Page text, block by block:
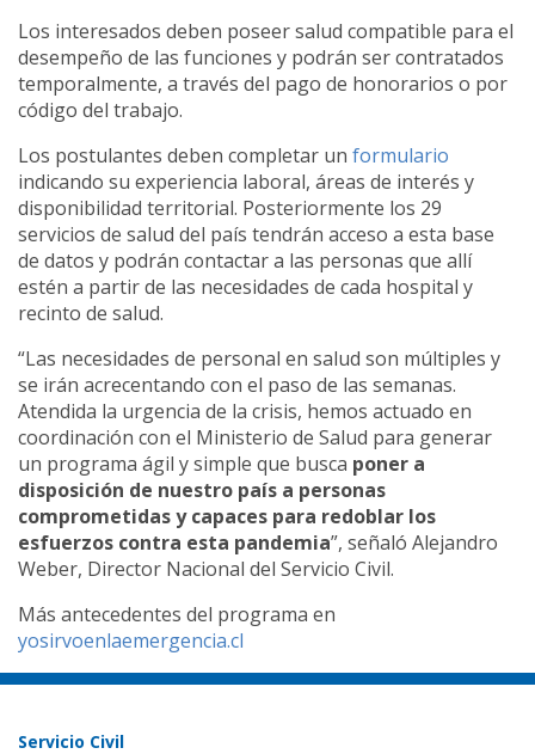
Los interesados deben poseer salud compatible para el
desempeño de las funciones y podrán ser contratados
temporalmente, a través del pago de honorarios o por
código del trabajo.
Los postulantes deben completar un formulario
indicando su experiencia laboral, áreas de interés y
disponibilidad territorial. Posteriormente los 29
servicios de salud del país tendrán acceso a esta base
de datos y podrán contactar a las personas que allí
estén a partir de las necesidades de cada hospital y
recinto de salud.
“Las necesidades de personal en salud son múltiples y
se irán acrecentando con el paso de las semanas.
Atendida la urgencia de la crisis, hemos actuado en
coordinación con el Ministerio de Salud para generar
un programa ágil y simple que busca poner a
disposición de nuestro país a personas
comprometidas y capaces para redoblar los
esfuerzos contra esta pandemia”, señaló Alejandro
Weber, Director Nacional del Servicio Civil.
Más antecedentes del programa en
yosirvoenlaemergencia.cl
Servicio Civil